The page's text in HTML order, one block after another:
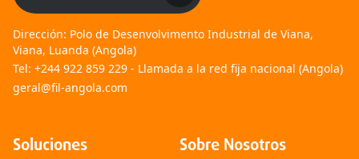
Dirección: Polo de Desenvolvimento Industrial de Viana,
Viana, Luanda (Angola)
Tel: +244 922 859 229 - Llamada a la red fija nacional (Angola)
geral@fil-angola.com
Soluciones Sobre Nosotros